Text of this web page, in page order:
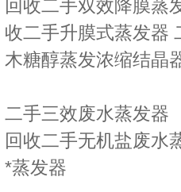
回收二手双效降膜蒸
收二手升膜式蒸发器
木糖醇蒸发浓缩结晶
二手三效废水蒸发器
回收二手无机盐废水
*蒸发器